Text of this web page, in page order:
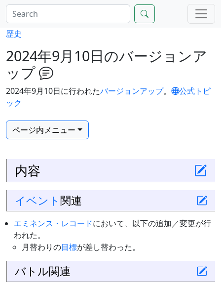
歴史
2024年9月10日のバージョンア
ップ
2024年9月10日に行われたバージョンアップ。
公式トピ
ック
ページ内メニュー
内容
イベント 関連
エミネンス・レコードにおいて、以下の追加／変更が行
われた。
月替わりの目標が差し替わった。
バトル関連